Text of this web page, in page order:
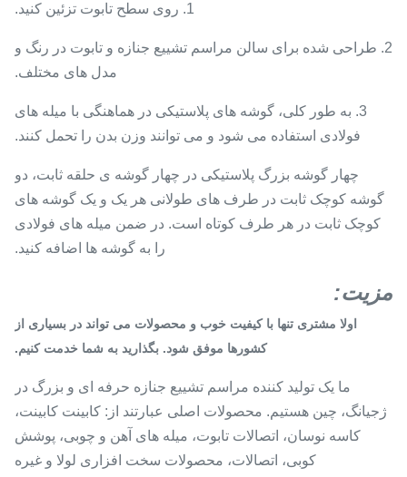
1. روی سطح تابوت تزئین کنید.
2. طراحی شده برای سالن مراسم تشییع جنازه و تابوت در رنگ و
مدل های مختلف.
3. به طور کلی، گوشه های پلاستیکی در هماهنگی با میله های
فولادی استفاده می شود و می توانند وزن بدن را تحمل کنند.
چهار گوشه بزرگ پلاستیکی در چهار گوشه ی حلقه ثابت، دو
گوشه کوچک ثابت در طرف های طولانی هر یک و یک گوشه های
کوچک ثابت در هر طرف کوتاه است. در ضمن میله های فولادی
را به گوشه ها اضافه کنید.
مزیت:
اولا مشتری تنها با کیفیت خوب و محصولات می تواند در بسیاری از
کشورها موفق شود. بگذارید به شما خدمت کنیم.
ما یک تولید کننده مراسم تشییع جنازه حرفه ای و بزرگ در
ژجیانگ، چین هستیم. محصولات اصلی عبارتند از: کابینت کابینت،
کاسه نوسان، اتصالات تابوت، میله های آهن و چوبی، پوشش
کوبی، اتصالات، محصولات سخت افزاری لولا و غیره